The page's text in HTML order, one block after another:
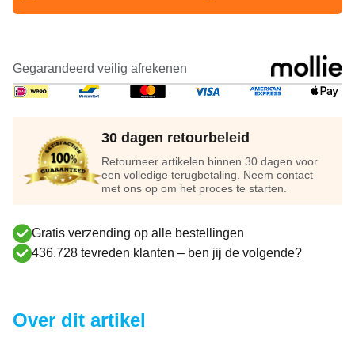
Gegarandeerd veilig afrekenen
30 dagen retourbeleid
Retourneer artikelen binnen 30 dagen voor
een volledige terugbetaling. Neem contact
met ons op om het proces te starten.
Gratis verzending op alle bestellingen
436.728 tevreden klanten – ben jij de volgende?
Over dit artikel